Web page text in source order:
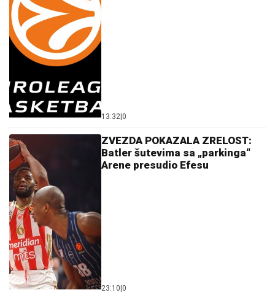
13:32 0
ZVEZDA POKAZALA ZRELOST:
Batler šutevima sa „parkinga“
Arene presudio Efesu
23:10 0